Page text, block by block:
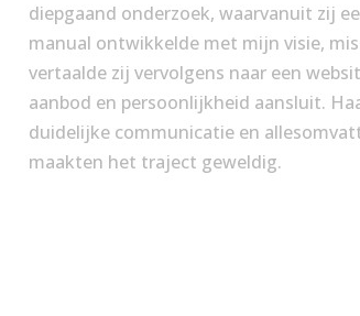
diepgaand onderzoek, waarvanuit zij
manual ontwikkelde met mijn visie,
vertaalde zij vervolgens naar een
aanbod en persoonlijkheid aansluit.
duidelijke communicatie en
maakten het traject geweldig.